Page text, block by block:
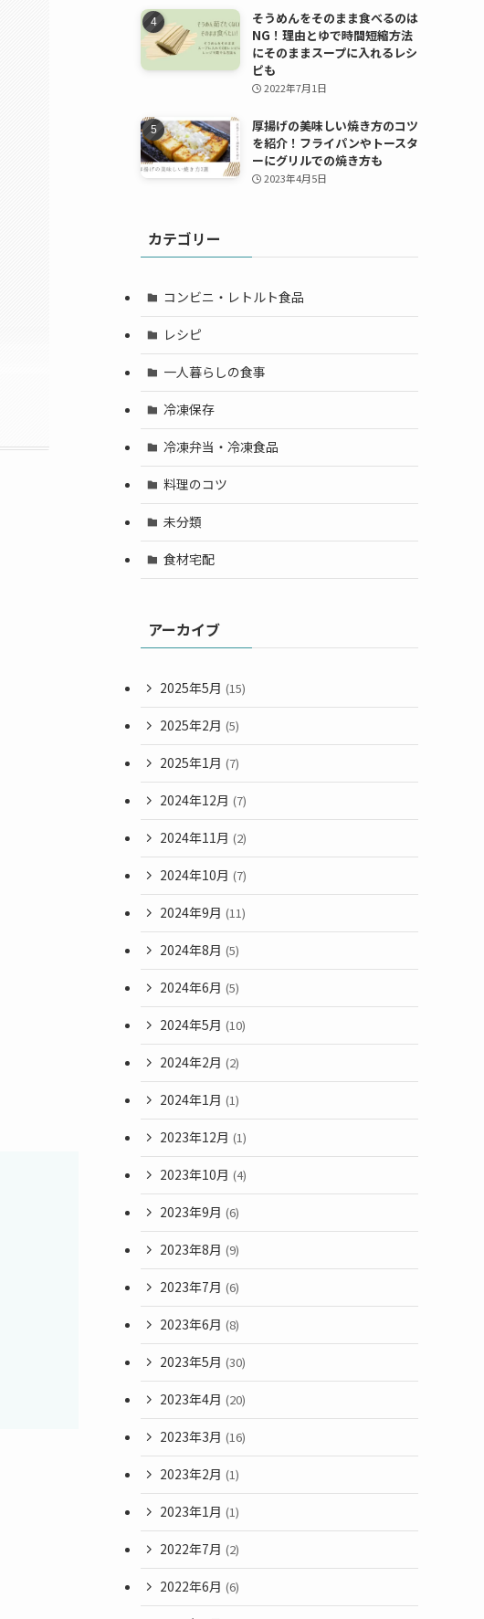
そうめんをそのまま食べるのは
NG！理由とゆで時間短縮方法
にそのままスープに入れるレシ
ピも
2022年7月1日
厚揚げの美味しい焼き方のコツ
を紹介！フライパンやトースタ
ーにグリルでの焼き方も
2023年4月5日
カテゴリー
コンビニ・レトルト食品
レシピ
一人暮らしの食事
冷凍保存
冷凍弁当・冷凍食品
料理のコツ
未分類
食材宅配
アーカイブ
2025年5月 (15)
2025年2月 (5)
2025年1月 (7)
2024年12月 (7)
2024年11月 (2)
2024年10月 (7)
2024年9月 (11)
2024年8月 (5)
2024年6月 (5)
2024年5月 (10)
2024年2月 (2)
2024年1月 (1)
2023年12月 (1)
2023年10月 (4)
2023年9月 (6)
2023年8月 (9)
2023年7月 (6)
2023年6月 (8)
2023年5月 (30)
2023年4月 (20)
2023年3月 (16)
2023年2月 (1)
2023年1月 (1)
2022年7月 (2)
2022年6月 (6)